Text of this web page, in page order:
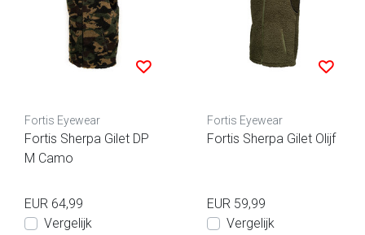
Fortis Eyewear
Fortis Sherpa Gilet DP
M Camo
EUR 64,99
Vergelijk
Fortis Eyewear
Fortis Sherpa Gilet Olijf
EUR 59,99
Vergelijk